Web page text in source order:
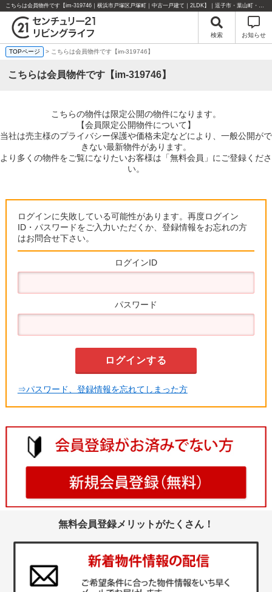
こちらは会員物件です【im-319746｜横浜市戸塚区戸塚町｜中古一戸建て｜2LDK】｜逗子市・葉山町・湘南エリアの不動産のことならセンチュリー21リビングライフにお任せください！
検索 お知らせ
TOPページ > こちらは会員物件です【im-319746】
こちらは会員物件です【im-319746】
こちらの物件は限定公開の物件になります。
【会員限定公開物件について】
当社は売主様のプライバシー保護や価格未定などにより、一般公開がで
きない最新物件があります。
より多くの物件をご覧になりたいお客様は「無料会員」にご登録くださ
い。
ログインに失敗している可能性があります。再度ログイン
ID・パスワードをご入力いただくか、登録情報をお忘れの方
はお問合せ下さい。
ログインID
パスワード
⇒パスワード、登録情報を忘れてしまった方
無料会員登録メリットがたくさん！